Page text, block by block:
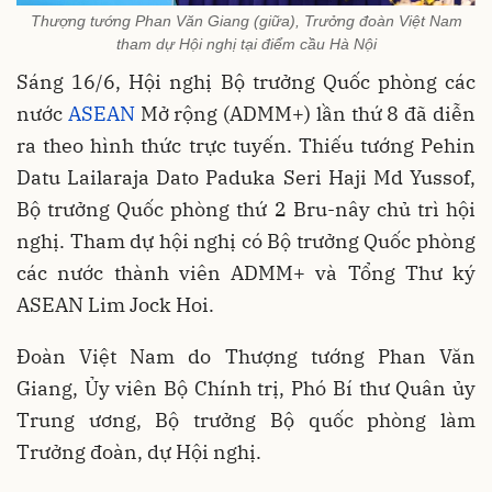
Thượng tướng Phan Văn Giang (giữa), Trưởng đoàn Việt Nam
tham dự Hội nghị tại điểm cầu Hà Nội
Sáng 16/6, Hội nghị Bộ trưởng Quốc phòng các
nước ASEANMở rộng (ADMM+) lần thứ 8 đã diễn
ra theo hình thức trực tuyến. Thiếu tướng Pehin
Datu Lailaraja Dato Paduka Seri Haji Md Yussof,
Bộ trưởng Quốc phòng thứ 2 Bru-nây chủ trì hội
nghị. Tham dự hội nghị có Bộ trưởng Quốc phòng
các nước thành viên ADMM+ và Tổng Thư ký
ASEAN Lim Jock Hoi.
Đoàn Việt Nam do Thượng tướng Phan Văn
Giang, Ủy viên Bộ Chính trị, Phó Bí thư Quân ủy
Trung ương, Bộ trưởng Bộ quốc phòng làm
Trưởng đoàn, dự Hội nghị.